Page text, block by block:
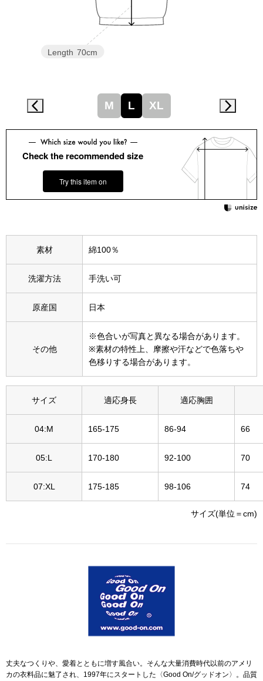
集
すべて見る
その他
財布／小物
財布／コイン
ウオッチ／ア
ウオッチ
ネックレス
ブレスレット
Length 70cm
M L XL
Check the recommended size
Try this item on
素材 綿100％
洗濯方法 手洗い可
原産国 日本
その他
※色合いが写真と異なる場合があります。
※素材の特性上、摩擦や汗などで色落ちや
色移りする場合があります。
サイズ 適応身長 適応胸囲
04:M 165-175 86-94 66
05:L 170-180 92-100 70
07:XL 175-185 98-106 74
サイズ(単位＝cm)
丈夫なつくりや、愛着とともに増す風合い。そんな大量消費時代以前のアメリ
カの衣料品に魅了され、1997年にスタートした〈Good On/グッドオン〉。品質